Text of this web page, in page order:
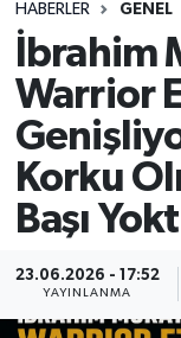
HABERLER GENEL
İbrahim
Warrior
Korku
Başı
23.06.2026 - 17:52
YAYINLANMA
EKONOMİ
SPOR
SAĞLIK
EĞİTİM
KÜLTÜR
MAGAZİN
Süper Lig
Tüm
Son Dakika
Haber Arşivi